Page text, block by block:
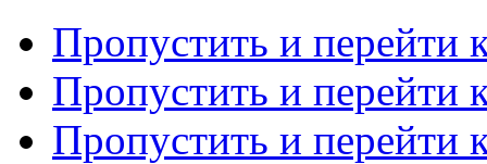
Пропустить и перейти
Пропустить и перейти
Пропустить и перейти